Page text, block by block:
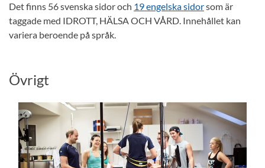
Det finns 56 svenska sidor och 19 engelska sidorsom är
taggade med IDROTT, HÄLSA OCH VÅRD. Innehållet kan
variera beroende på språk.
Övrigt